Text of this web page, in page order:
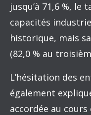
jusqu’à 71,6 %, le
capacités
historique, mais
(82,0 % au
L’hésitation des
également
accordée au